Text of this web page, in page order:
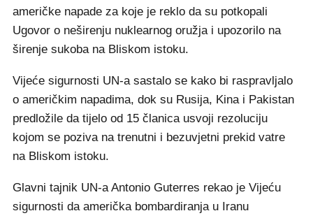
američke napade za koje je reklo da su potkopali
Ugovor o neširenju nuklearnog oružja i upozorilo na
širenje sukoba na Bliskom istoku.
Vijeće sigurnosti UN-a sastalo se kako bi raspravljalo
o američkim napadima, dok su Rusija, Kina i Pakistan
predložile da tijelo od 15 članica usvoji rezoluciju
kojom se poziva na trenutni i bezuvjetni prekid vatre
na Bliskom istoku.
Glavni tajnik UN-a Antonio Guterres rekao je Vijeću
sigurnosti da američka bombardiranja u Iranu